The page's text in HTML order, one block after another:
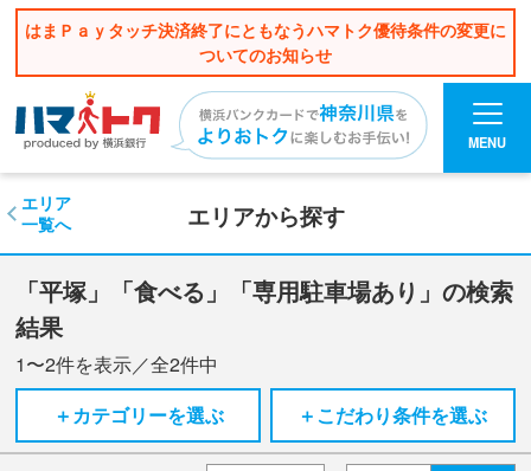
はまＰａｙタッチ決済終了にともなうハマトク優待条件の変更に
ついてのお知らせ
MENU
エリアから探す
エリア
一覧へ
「平塚」「食べる」「専用駐車場あり」の検索
結果
1〜2件を表示／全2件中
＋カテゴリーを選ぶ
＋こだわり条件を選ぶ